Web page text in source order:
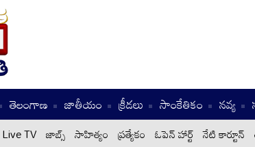
తెలంగాణ జాతీయం క్రీడలు సాంకేతికం నవ్య
Live TV జాబ్స్ సాహిత్యం ప్రత్యేకం ఓపెన్ హార్ట్ నేటి కార్టూన్